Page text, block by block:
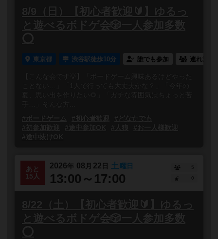
8/9（日）【初心者歓迎🔰】ゆるっ
と遊べるボドゲ会🎲一人参加多数
⭕️
東京都 渋谷駅徒歩10分 誰でも参加 連れ添い
【こんな会です💡】「ボードゲーム興味あるけどやった
ことない…」「1人で行っても大丈夫かな？」「今年の
手…」そんな方...
#ボードゲーム
#初心者歓迎
#どなたでも
#初参加歓迎
#途中参加OK #人狼
#お一人様歓迎
#途中抜けOK
あと
15人
2026年 08 月 22 日 土 曜日
13:00～17:00
5
8/22（土）【初心者歓迎🔰】ゆるっ
と遊べるボドゲ会🎲一人参加多数
⭕️